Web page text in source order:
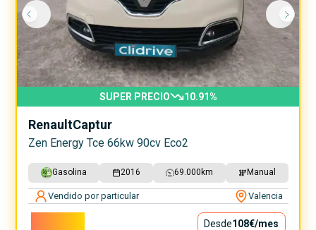
SUPER PRECIO 10.91%
RenaultCaptur
Zen Energy Tce 66kw 90cv Eco2
Gasolina 2016 69.000 km Manual
Vendido por particular Valencia
Desde108€/mes